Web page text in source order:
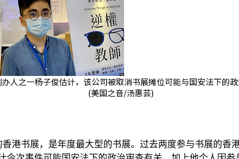
人之一杨子俊估计，该公司被取消书展摊位可能与国安法下的
(美国之音/汤惠芸)
港书展，是年度最大型的书展。过去两度参与书展的香